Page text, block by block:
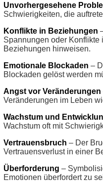
Unvorhergesehene
Schwierigkeiten, die
Konflikte in Beziehungen
Spannungen oder
Beziehungen hinweisen.
Emotionale Blockaden –
Blockaden gelöst werden
Angst vor Veränderungen
Veränderungen im Leben
Wachstum und
Wachstum oft mit
Vertrauensbruch – Der
Vertrauensverlust in einer
Überforderung –
Emotionen überfordert zu